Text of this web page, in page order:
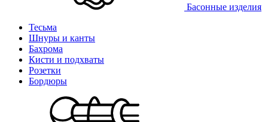
Басонные изделия
Тесьма
Шнуры и канты
Бахрома
Кисти и подхваты
Розетки
Бордюры